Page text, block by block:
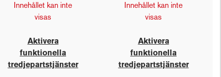
Innehållet kan inte
visas
Aktivera
funktionella
tredjepartstjänster
Innehållet kan inte
visas
Aktivera
funktionella
tredjepartstjänster